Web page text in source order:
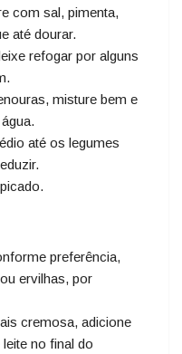
com sal, pimenta,
até dourar.
refogar por alguns
misture bem e
até os legumes
preferência,
ervilhas, por
cremosa, adicione
no final do